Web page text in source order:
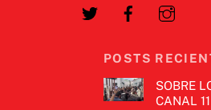
POSTS
SOBRE
CANAL 11